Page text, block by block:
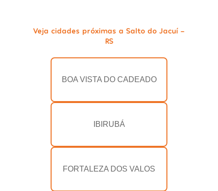
Veja cidades próximas a Salto do Jacuí -
RS
BOA VISTA DO CADEADO
IBIRUBÁ
FORTALEZA DOS VALOS